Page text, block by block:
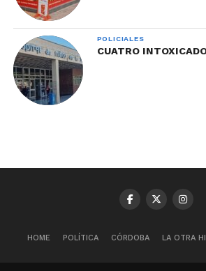
POLICIALES
CUATRO
HOME POLÍTICA CÓRDOBA LA OTRA